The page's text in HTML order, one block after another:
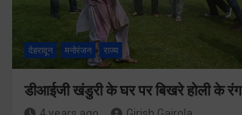
देहरादून मनोरंजन राज्य
डीआईजी खंडुरी के घर पर बिखरे होली के रंग